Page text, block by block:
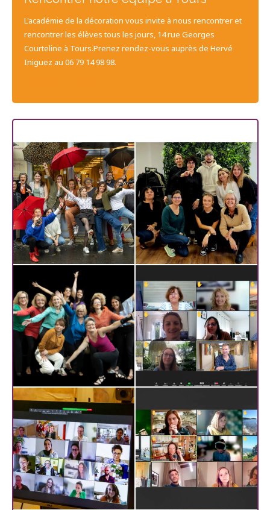
L'académie de la décoration vous invite à nous rencontrer et
rencontrer les élèves tous les jours, 14 rue Georges
Courteline à Tours.Prenez rendez-vous auprès de Hervé
Iniguez au 06 79 14 98 98.